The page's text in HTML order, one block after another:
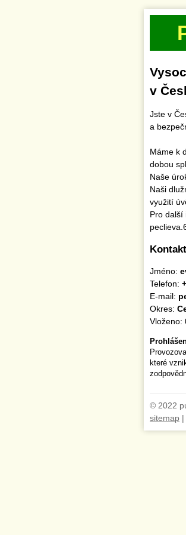
v
Jste v
a
Máme k
dobou
Naše
Naši
využití
Pro další
Jméno:
Telefon:
E-mail:
Okres:
Vloženo:
které
© 2022
sitemap |